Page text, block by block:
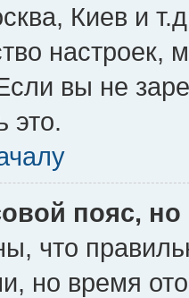
Киев и
настроек,
вы не
это.
пояс,
что
но время